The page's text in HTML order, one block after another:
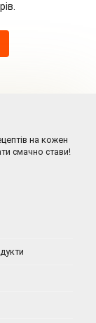
на кожен
смачно стави!